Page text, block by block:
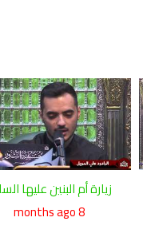
زيارة أم البنين عليها
8 months ago